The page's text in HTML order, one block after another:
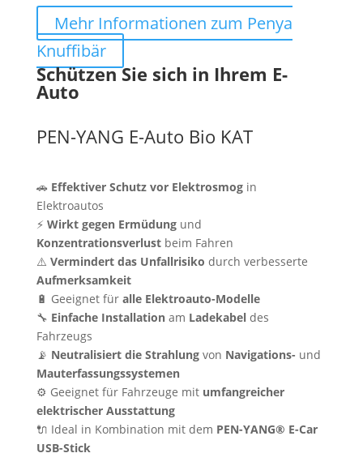
Mehr Informationen zum Penya
Knuffibär
Schützen Sie sich in Ihrem E-
Auto
PEN-YANG E-Auto Bio KAT
🚗 Effektiver Schutz vor Elektrosmogin
Elektroautos
⚡ Wirkt gegen Ermüdungund
Konzentrationsverlustbeim Fahren
⚠️ Vermindert das Unfallrisiko durch verbesserte
Aufmerksamkeit
🔋 Geeignet für alle Elektroauto-Modelle
🔧 Einfache Installationam Ladekabeldes
Fahrzeugs
📡 Neutralisiert die Strahlungvon Navigations- und
Mauterfassungssystemen
⚙️ Geeignet für Fahrzeuge mit umfangreicher
elektrischer Ausstattung
🔌 Ideal in Kombination mit dem PEN-YANG® E-Car
USB-Stick